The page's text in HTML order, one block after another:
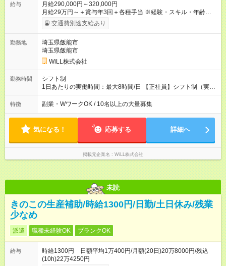
給与
月給290,000円～320,000円
月給29万円～＋賞与年3回＋各種手当 ※経験・スキル・年齢を考
慮し加給優遇 ■日勤のみを希望する方 月給27万円～＋賞与年3回
＋各種手当 ■夜勤のみを希望する方 月給30万円～＋賞与年3回＋
用形態、給与は本採用時と同じです。
交通費別途支給あり
勤務地
埼玉県飯能市
埼玉県飯能市
WiLL株式会社
勤務時間
シフト制
1日あたりの実働時間：最大8時間/日 【正社員】シフト制（実働
8時間） 【アルバイト】週1日・8hから勤務可能 ◎勤務例 日勤／
9時～18時（休憩60分） 夜勤／22時～翌7時（休憩60分） ◎働
りなど、ご希望の働き方をお気軽にご相談ください。
特徴 副業・WワークOK / 10名以上の大量募集
気になる！ 応募する 詳細へ
掲載元企業名 WiLL株式会社
未読
きのこの生産補助/時給1300円/日勤/土日休み/残業
少なめ
派遣 職種未経験OK ブランクOK
給与
時給1300円 日額平均1万400円/月額(20日)20万8000円/残込
(10h)22万4250円